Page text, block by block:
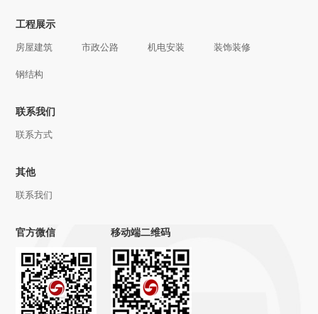
工程展示
房屋建筑 市政公路 机电安装 装饰装修
钢结构
联系我们
联系方式
其他
联系我们
官方微信 移动端二维码